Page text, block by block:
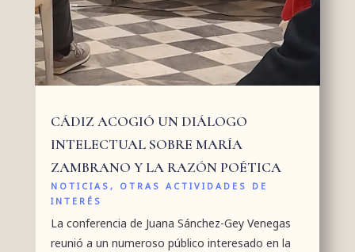
CÁDIZ ACOGIÓ UN DIÁLOGO
INTELECTUAL SOBRE MARÍA
ZAMBRANO Y LA RAZÓN POÉTICA
NOTICIAS, OTRAS ACTIVIDADES DE
INTERÉS
La conferencia de Juana Sánchez-Gey Venegas
reunió a un numeroso público interesado en la